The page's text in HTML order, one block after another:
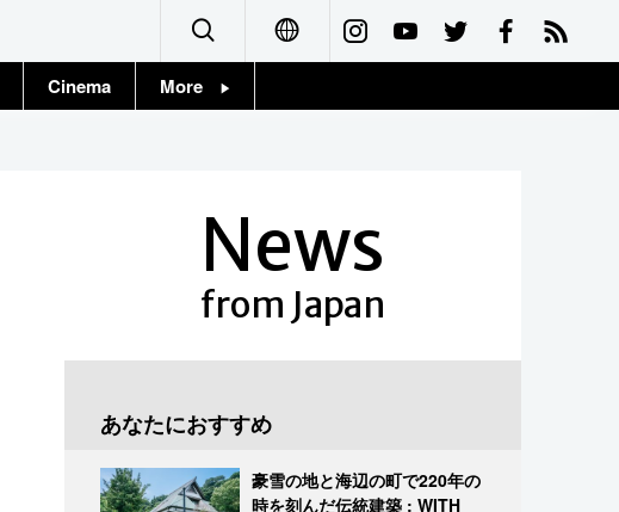
Français
Cinema More
News
from Japan
あなたにおすすめ
豪雪の地と海辺の町で220年の
時を刻んだ伝統建築 : WITH